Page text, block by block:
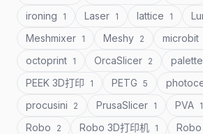
ironing 1 Laser 1 lattice 1
Meshmixer 1 Meshy 2 microbit
octoprint 1 OrcaSlicer 2 palette
PEEK 3D打印 1 PETG 5
procusini 2 PrusaSlicer 1 PVA 1
Robo 2 Robo 3D打印机 1 Robo